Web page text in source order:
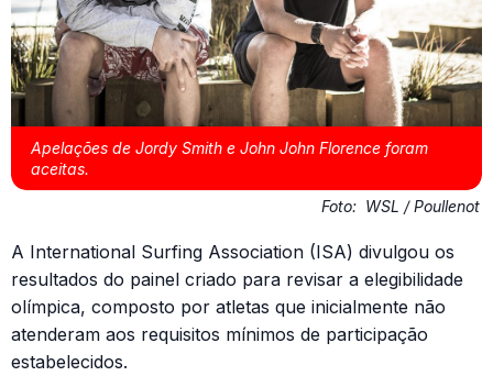
Apelações de Jordy Smith e John John Florence foram
aceitas.
Foto: WSL / Poullenot
A International Surfing Association (ISA) divulgou os
resultados do painel criado para revisar a elegibilidade
olímpica, composto por atletas que inicialmente não
atenderam aos requisitos mínimos de participação
estabelecidos.